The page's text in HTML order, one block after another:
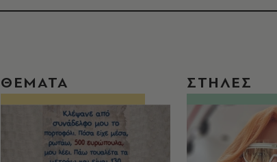
ΘΕΜΑΤΑ ΣΤΗΛΕΣ